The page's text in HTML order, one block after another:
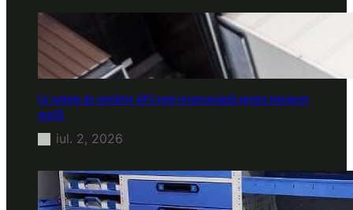
Ce soluție de urmărire GPS este recomandată pentru transport
marfă
iul. 2, 2026